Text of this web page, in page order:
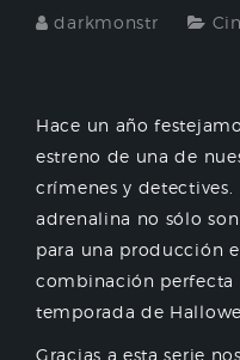
darkmonstr
Hace un año
estreno de una de
crímenes y
adrenalina no sólo
para una producción
combinación perfecta
temporada de
Gracias a esta serie